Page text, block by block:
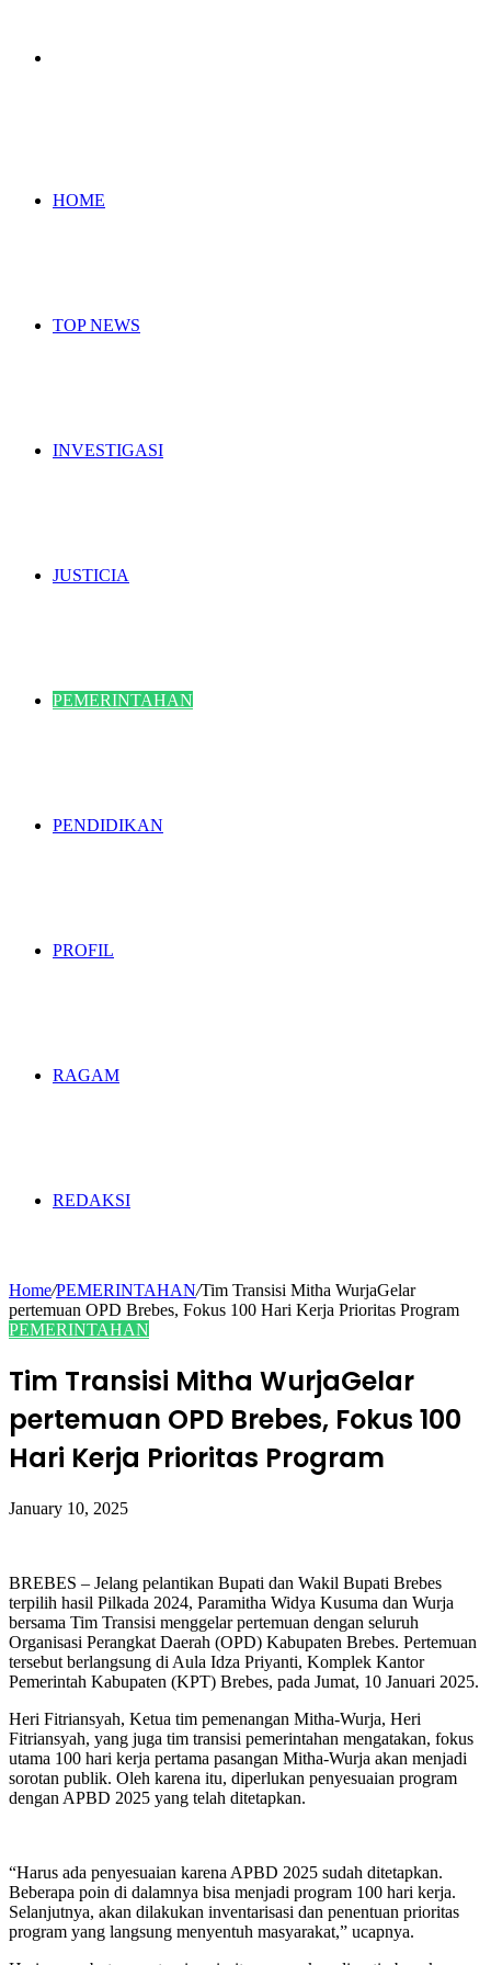
HOME
TOP NEWS
INVESTIGASI
JUSTICIA
PEMERINTAHAN
PENDIDIKAN
PROFIL
RAGAM
REDAKSI
Home/PEMERINTAHAN/Tim Transisi Mitha WurjaGelar
pertemuan OPD Brebes, Fokus 100 Hari Kerja Prioritas Program
PEMERINTAHAN
Tim Transisi Mitha WurjaGelar
pertemuan OPD Brebes, Fokus 100
Hari Kerja Prioritas Program
January 10, 2025
BREBES – Jelang pelantikan Bupati dan Wakil Bupati Brebes
terpilih hasil Pilkada 2024, Paramitha Widya Kusuma dan Wurja
bersama Tim Transisi menggelar pertemuan dengan seluruh
Organisasi Perangkat Daerah (OPD) Kabupaten Brebes. Pertemuan
tersebut berlangsung di Aula Idza Priyanti, Komplek Kantor
Pemerintah Kabupaten (KPT) Brebes, pada Jumat, 10 Januari 2025.
Heri Fitriansyah, Ketua tim pemenangan Mitha-Wurja, Heri
Fitriansyah, yang juga tim transisi pemerintahan mengatakan, fokus
utama 100 hari kerja pertama pasangan Mitha-Wurja akan menjadi
sorotan publik. Oleh karena itu, diperlukan penyesuaian program
dengan APBD 2025 yang telah ditetapkan.
“Harus ada penyesuaian karena APBD 2025 sudah ditetapkan.
Beberapa poin di dalamnya bisa menjadi program 100 hari kerja.
Selanjutnya, akan dilakukan inventarisasi dan penentuan prioritas
program yang langsung menyentuh masyarakat,” ucapnya.